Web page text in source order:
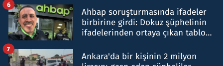
Ahbap soruşturmasında ifadeler
birbirine girdi: Dokuz şüphelinin
ifadelerinden ortaya çıkan tablo
6
Ankara'da bir kişinin 2 milyon
7